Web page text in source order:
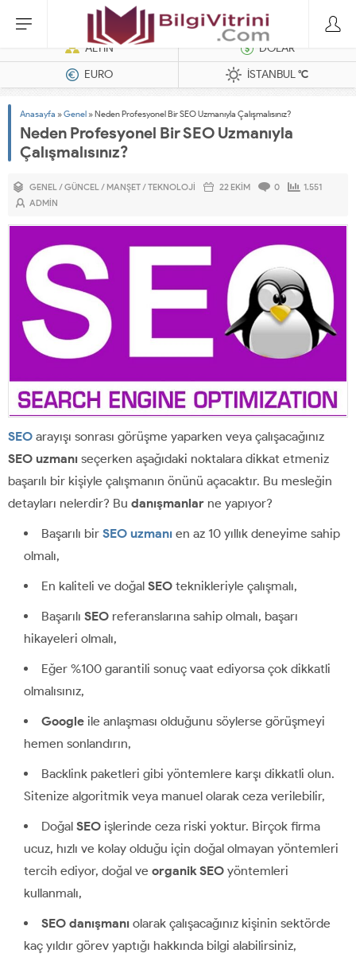
Dizel Jeneratörler
ALTIN
DOLAR
EURO
İSTANBUL°C
Anasayfa »Genel »Neden Profesyonel Bir SEO Uzmanıyla Çalışmalısınız?
Neden Profesyonel Bir SEO Uzmanıyla
Çalışmalısınız?
GENEL/GÜNCEL/ MANŞET/TEKNOLOJI 22 EKIM 0
1.551
ADMIN
SEO arayışı sonrası görüşme yaparken veya çalışacağınız
SEO uzmanı seçerken aşağıdaki noktalara dikkat etmeniz
başarılı bir kişiyle çalışmanın önünü açacaktır. Bu mesleğin
detayları nelerdir? Bu danışmanlar ne yapıyor?
Başarılı bir SEO uzmanı en az 10 yıllık deneyime sahip
olmalı,
En kaliteli ve doğal SEO teknikleriyle çalışmalı,
Başarılı SEO referanslarına sahip olmalı, başarı
hikayeleri olmalı,
Eğer %100 garantili sonuç vaat ediyorsa çok dikkatli
olmalısınız,
Google ile anlaşması olduğunu söylerse görüşmeyi
hemen sonlandırın,
Backlink paketleri gibi yöntemlere karşı dikkatli olun.
Sitenize algoritmik veya manuel olarak ceza verilebilir,
Doğal SEO işlerinde ceza riski yoktur. Birçok firma
ucuz, hızlı ve kolay olduğu için doğal olmayan yöntemleri
tercih ediyor, doğal ve organik SEO yöntemleri
kullanmalı,
SEO danışmanı olarak çalışacağınız kişinin sektörde
kaç yıldır görev yaptığı hakkında bilgi alabilirsiniz,